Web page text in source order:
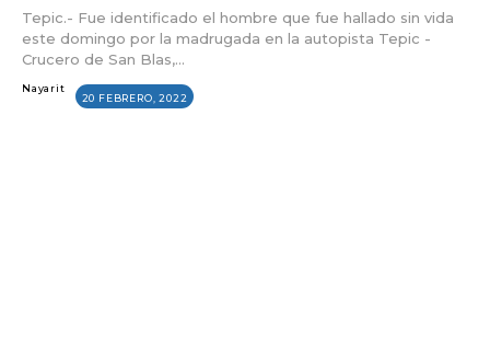
Tepic.- Fue identificado el hombre que fue hallado sin vida
este domingo por la madrugada en la autopista Tepic -
Crucero de San Blas,...
Nayarit
20 FEBRERO, 2022